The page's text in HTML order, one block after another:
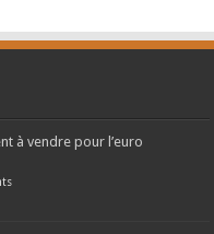
à vendre pour l’euro